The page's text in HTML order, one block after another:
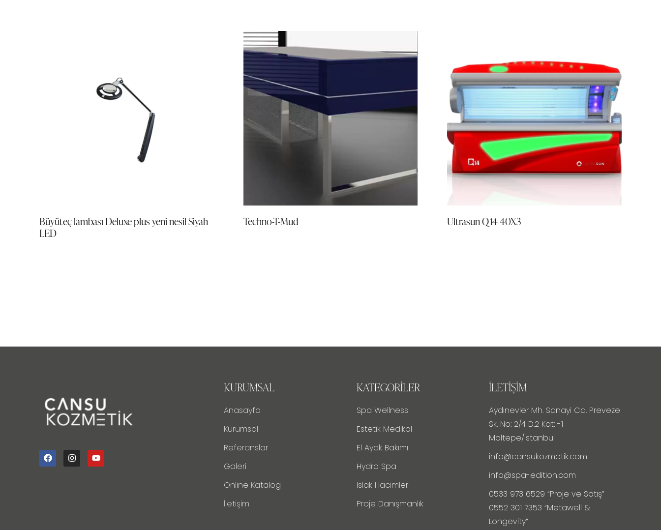
Büyüteç lambası Deluxe plus yeni nesil Siyah
LED
Techno-T-Mud Ultrasun Q14 40X3
KURUMSAL
Anasayfa
Kurumsal
Referanslar
Galeri
Online Katalog
İletişim
KATEGORILER
Spa Wellness
Estetik Medikal
El Ayak Bakımı
Hydro Spa
Islak Hacimler
Proje Danışmanlık
İLETIŞIM
Aydınevler Mh. Sanayi Cd. Preveze
Sk. No: 2/4 D.2 Kat: -1
Maltepe/istanbul
info@cansukozmetik.com
info@spa-edition.com
0533 973 6529 “Proje ve Satış”
0552 301 7353 “Metawell &
Longevity”